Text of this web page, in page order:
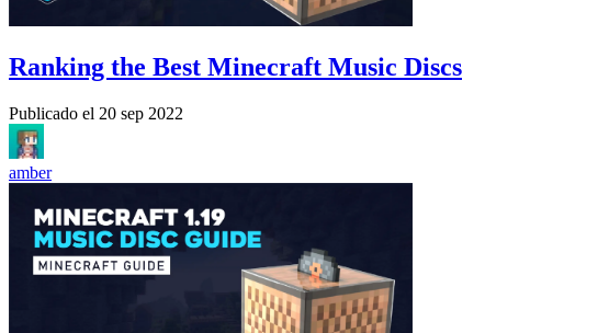
Ranking the Best Minecraft Music Discs
Publicado el 20 sep 2022
amber